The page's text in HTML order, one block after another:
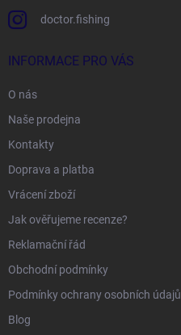
doctor.fishing
INFORMACE PRO VÁS
O nás
Naše prodejna
Kontakty
Doprava a platba
Vrácení zboží
Jak ověřujeme recenze?
Reklamační řád
Obchodní podmínky
Podmínky ochrany osobních údajů
Blog